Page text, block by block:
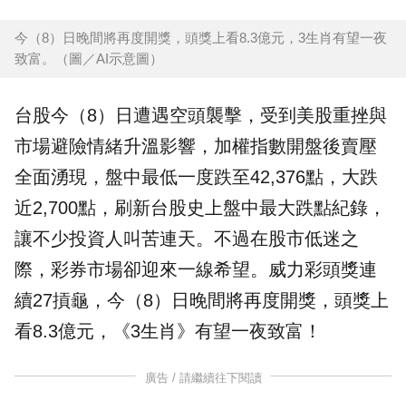
今（8）日晚間將再度開獎，頭獎上看8.3億元，3生肖有望一夜
致富。（圖／AI示意圖）
台股今（8）日遭遇空頭襲擊，受到美股重挫與
市場避險情緒升溫影響，加權指數開盤後賣壓
全面湧現，盤中最低一度跌至42,376點，大跌
近2,700點，刷新台股史上盤中最大跌點紀錄，
讓不少投資人叫苦連天。不過在股市低迷之
際，彩券市場卻迎來一線希望。 威力彩頭獎連
續27摃龜，今（8）日晚間將再度開獎，頭獎上
看8.3億元，《3生肖》有望一夜致富！
廣告 / 請繼續往下閱讀